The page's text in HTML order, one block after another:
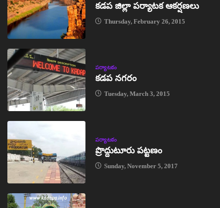
కడప జిల్లా పర్యాటక ఆకర్షణలు
Thursday, February 26, 2015
పర్యాటకం
కడప నగరం
Tuesday, March 3, 2015
పర్యాటకం
ప్రొద్దుటూరు పట్టణం
Sunday, November 5, 2017